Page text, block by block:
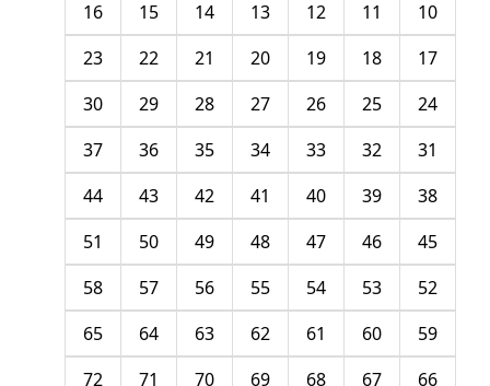
10
11
12
13
14
15
16
17
18
19
20
21
22
23
24
25
26
27
28
29
30
31
32
33
34
35
36
37
38
39
40
41
42
43
44
45
46
47
48
49
50
51
52
53
54
55
56
57
58
59
60
61
62
63
64
65
66
67
68
69
70
71
72